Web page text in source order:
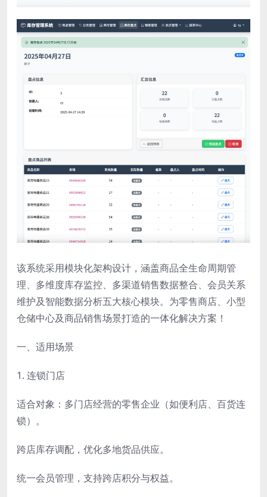
该系统采用模块化架构设计，涵盖商品全生命周期管
理、多维度库存监控、多渠道销售数据整合、会员关系
维护及智能数据分析五大核心模块。为零售商店、小型
仓储中心及商品销售场景打造的一体化解决方案！
一、适用场景
1. 连锁门店
适合对象：多门店经营的零售企业（如便利店、百货连
锁）。
跨店库存调配，优化多地货品供应。
统一会员管理，支持跨店积分与权益。